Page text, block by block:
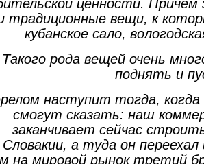
ценности.
традиционные вещи, к
кубанское сало,
Такого рода вещей очень
поднять и
наступит тогда, когда
смогут сказать: наш
заканчивает сейчас
Словакии, а туда он
на мировой рынок третий